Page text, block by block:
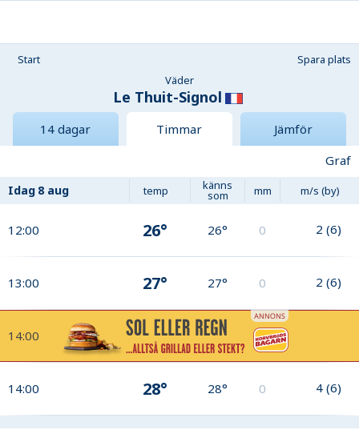
Start
Spara plats
Väder
Le Thuit-Signol
14 dagar Timmar
Jämför
Graf
Idag 8 aug temp känns
som mm m/s (by)
12:00 26° 26° 0 2 (6)
13:00 27° 27° 0 2 (6)
14:00
14:00 28° 28° 0 4 (6)